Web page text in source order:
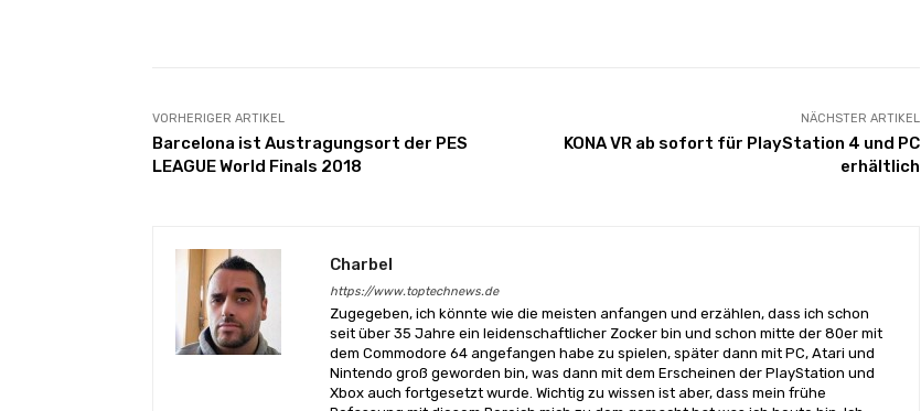
VORHERIGER ARTIKEL
Barcelona ist Austragungsort der PES
LEAGUE World Finals 2018
NÄCHSTER ARTIKEL
KONA VR ab sofort für PlayStation 4 und PC
erhältlich
Charbel
https://www.toptechnews.de
Zugegeben, ich könnte wie die meisten anfangen und erzählen, dass ich schon
seit über 35 Jahre ein leidenschaftlicher Zocker bin und schon mitte der 80er mit
dem Commodore 64 angefangen habe zu spielen, später dann mit PC, Atari und
Nintendo groß geworden bin, was dann mit dem Erscheinen der PlayStation und
Xbox auch fortgesetzt wurde. Wichtig zu wissen ist aber, dass mein frühe